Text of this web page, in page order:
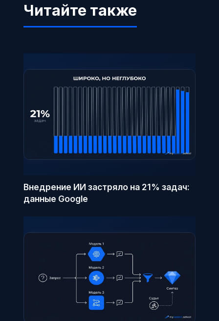
Читайте также
Внедрение ИИ застряло на 21% задач:
данные Google